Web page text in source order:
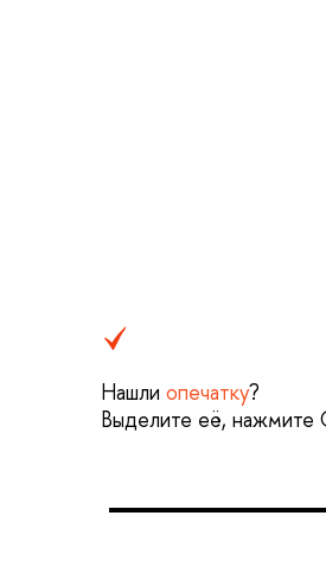
Нашли опечатку?
Выделите её, нажмите